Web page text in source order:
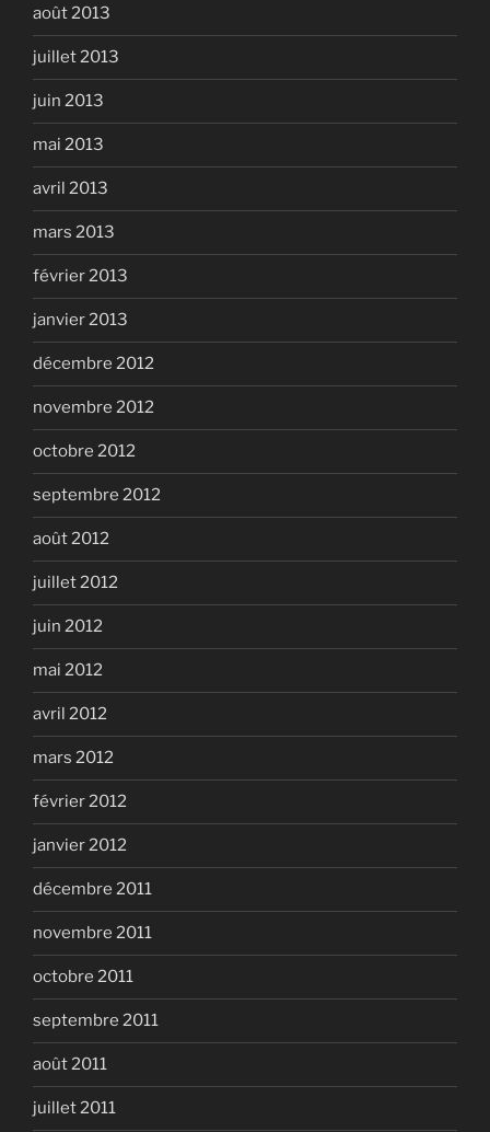
août 2013
juillet 2013
juin 2013
mai 2013
avril 2013
mars 2013
février 2013
janvier 2013
décembre 2012
novembre 2012
octobre 2012
septembre 2012
août 2012
juillet 2012
juin 2012
mai 2012
avril 2012
mars 2012
février 2012
janvier 2012
décembre 2011
novembre 2011
octobre 2011
septembre 2011
août 2011
juillet 2011